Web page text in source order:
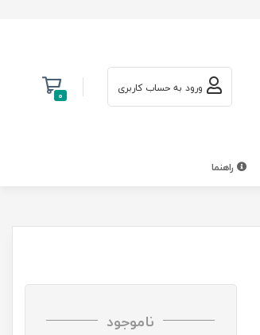
ورود به حساب کاربری 0
راهنما
ناموجود